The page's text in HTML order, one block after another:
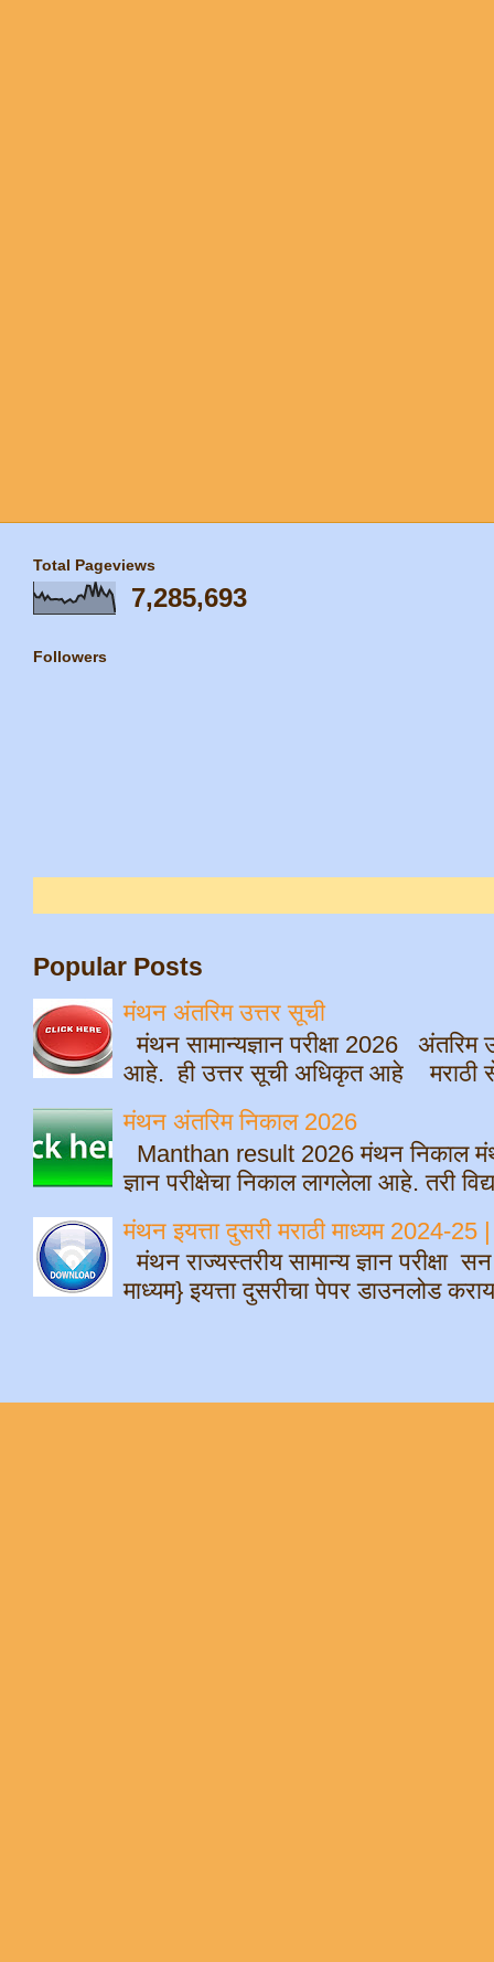
Total Pageviews
7,285,693
Followers
Popular Posts
मंथन अंतरिम उत्तर सूची
मंथन सामान्यज्ञान परीक्षा 2026
आहे. ही उत्तर सूची अधिकृत आहे मराठी
मंथन अंतरिम निकाल 2026
Manthan result 2026 मंथन निकाल
ज्ञान परीक्षेचा निकाल लागलेला आहे. तरी
मंथन इयत्ता दुसरी मराठी माध्यम 2024-
मंथन राज्यस्तरीय सामान्य ज्ञान परीक्षा
माध्यम} इयत्ता दुसरीचा पेपर डाउनलोड